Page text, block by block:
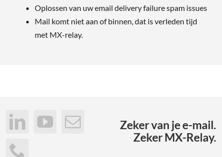
Oplossen van uw email delivery failure spam issues
Mail komt niet aan of binnen, dat is verleden tijd
met MX-relay.
Zeker van je e-mail.
Zeker MX-Relay.